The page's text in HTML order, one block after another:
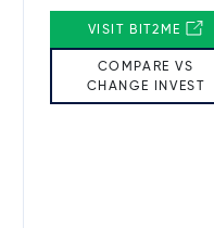
VISIT BIT2ME
COMPARE VS
CHANGE INVEST